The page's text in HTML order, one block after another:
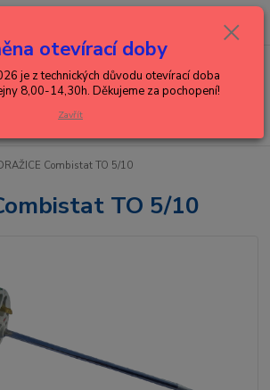
Menu
0,00 Kč
Combistat TO 5/10
TO 5/10
otevírací doby
je z technických důvodu otevírací doba
8,00-14,30h. Děkujeme za pochopení!
Zavřít